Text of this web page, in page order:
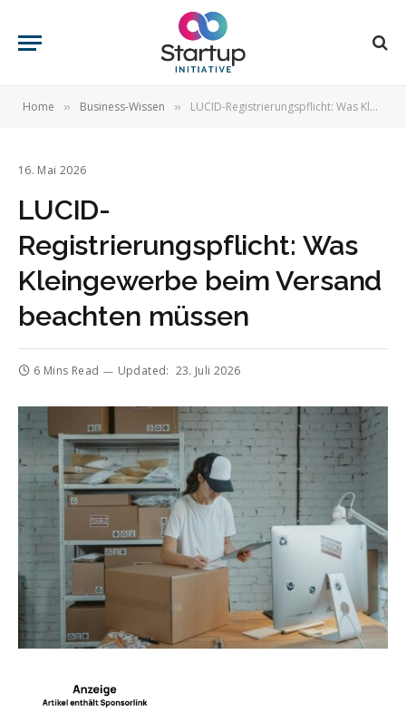
Home » Business-Wissen » LUCID-Registrierungspflicht: Was Kleingewerbe beim Versand beachten müssen
16. Mai 2026
LUCID-
Registrierungspflicht: Was
Kleingewerbe beim Versand
beachten müssen
6 Mins Read Updated: 23. Juli 2026